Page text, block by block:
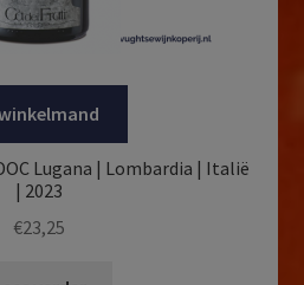
Lugana | Lombardia | Italië
| 2023
€23,25